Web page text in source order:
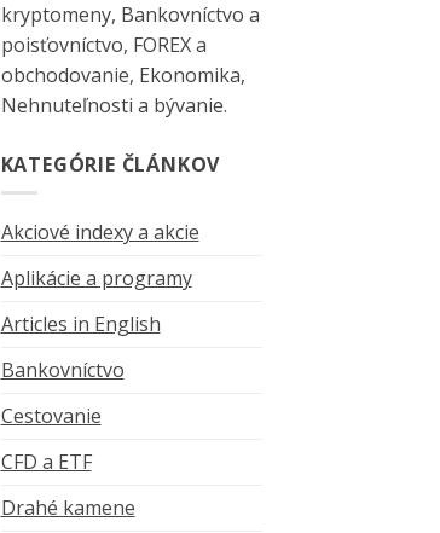
kryptomeny, Bankovníctvo a
poisťovníctvo, FOREX a
obchodovanie, Ekonomika,
Nehnuteľnosti a bývanie.
KATEGÓRIE ČLÁNKOV
Akciové indexy a akcie
Aplikácie a programy
Articles in English
Bankovníctvo
Cestovanie
CFD a ETF
Drahé kamene